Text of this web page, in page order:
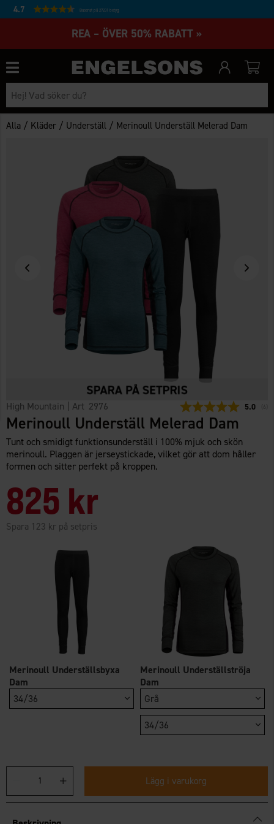
4.7 Baserat på 27231 betyg
REA – ÖVER 50% RABATT »
Alla / Kläder / Underställ / Merinoull Underställ Melerad Dam
High Mountain | Art 2976 5.0 6
Merinoull Underställ Melerad Dam
Tunt och smidigt funktionsunderställ i 100% mjuk och skön
merinoull. Plaggen är jerseystickade, vilket gör att dom håller
formen och sitter perfekt på kroppen.
825 kr
Spara 123 kr på setpris
Merinoull Underställsbyxa
Dam
34/36
Merinoull Underställströja
Dam
Grå
34/36
Lägg i varukorg